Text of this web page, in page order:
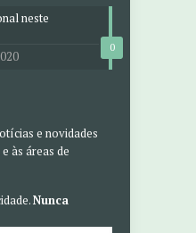
0
neste
e novidades
às áreas de
Nunca